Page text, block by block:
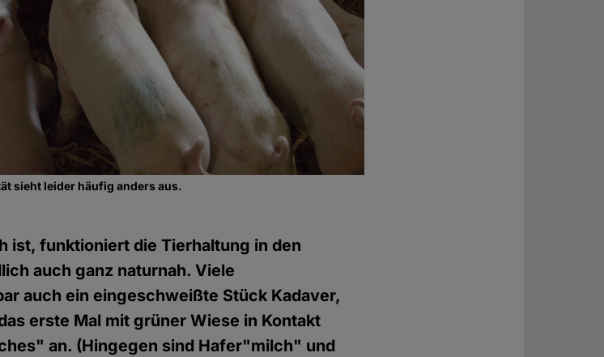
sieht leider häufig anders aus.
ist, funktioniert die Tierhaltung in den
auch ganz naturnah. Viele
auch ein eingeschweißte Stück Kadaver,
erste Mal mit grüner Wiese in Kontakt
an. (Hingegen sind Hafer"milch" und